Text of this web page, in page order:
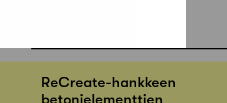
ReCreate-hankkeen
betonielementtien